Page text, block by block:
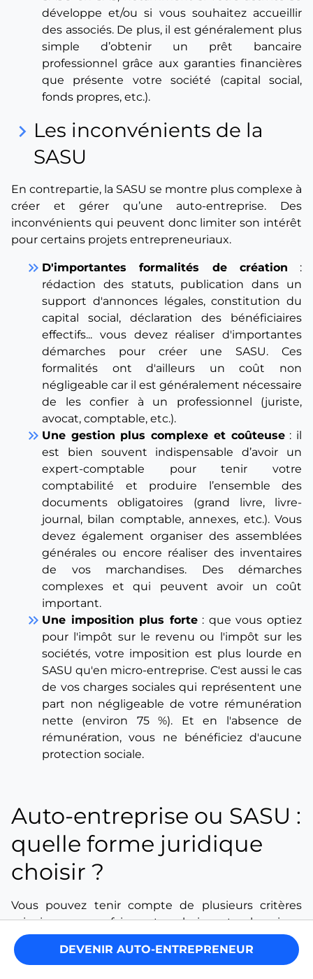
développe et/ou si vous souhaitez accueillir
des associés. De plus, il est généralement plus
simple d’obtenir un prêt bancaire
professionnel grâce aux garanties financières
que présente votre société (capital social,
fonds propres, etc.).
keyboard_arrow_right Les inconvénients de la
SASU
En contrepartie, la SASU se montre plus complexe à
créer et gérer qu’une auto-entreprise. Des
inconvénients qui peuvent donc limiter son intérêt
pour certains projets entrepreneuriaux.
keyboard_double_arrow_right D'importantes formalités de création :
rédaction des statuts, publication dans un
support d'annonces légales, constitution du
capital social, déclaration des bénéficiaires
effectifs... vous devez réaliser d'importantes
démarches pour créer une SASU. Ces
formalités ont d'ailleurs un coût non
négligeable car il est généralement nécessaire
de les confier à un professionnel (juriste,
avocat, comptable, etc.).
keyboard_double_arrow_right Une gestion plus complexe et coûteuse: il
est bien souvent indispensable d’avoir un
expert-comptable pour tenir votre
comptabilité et produire l’ensemble des
documents obligatoires (grand livre, livre-
journal, bilan comptable, annexes, etc.). Vous
devez également organiser des assemblées
générales ou encore réaliser des inventaires
de vos marchandises. Des démarches
complexes et qui peuvent avoir un coût
important.
keyboard_double_arrow_right Une imposition plus forte: que vous optiez
pour l'impôt sur le revenu ou l'impôt sur les
sociétés, votre imposition est plus lourde en
SASU qu'en micro-entreprise. C'est aussi le cas
de vos charges sociales qui représentent une
part non négligeable de votre rémunération
nette (environ 75 %). Et en l'absence de
rémunération, vous ne bénéficiez d'aucune
protection sociale.
Auto-entreprise ou SASU :
quelle forme juridique
choisir ?
Vous pouvez tenir compte de plusieurs critères
principaux pour faire votre choix entre la micro-
entreprise et la SASU.
keyboard_double_arrow_rightVotre projet entrepreneurial: le statut
DEVENIR AUTO-ENTREPRENEUR